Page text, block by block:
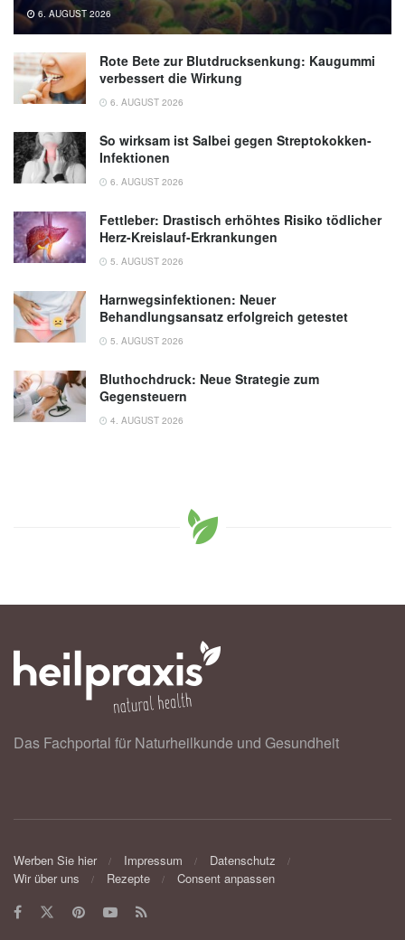
6. AUGUST 2026
Rote Bete zur Blutdrucksenkung: Kaugummi
verbessert die Wirkung
6. AUGUST 2026
So wirksam ist Salbei gegen Streptokokken-
Infektionen
6. AUGUST 2026
Fettleber: Drastisch erhöhtes Risiko tödlicher
Herz-Kreislauf-Erkrankungen
5. AUGUST 2026
Harnwegsinfektionen: Neuer
Behandlungsansatz erfolgreich getestet
5. AUGUST 2026
Bluthochdruck: Neue Strategie zum
Gegensteuern
4. AUGUST 2026
Das Fachportal für Naturheilkunde und Gesundheit
Werben Sie hier Impressum
Datenschutz
Wir über uns
Rezepte Consent anpassen